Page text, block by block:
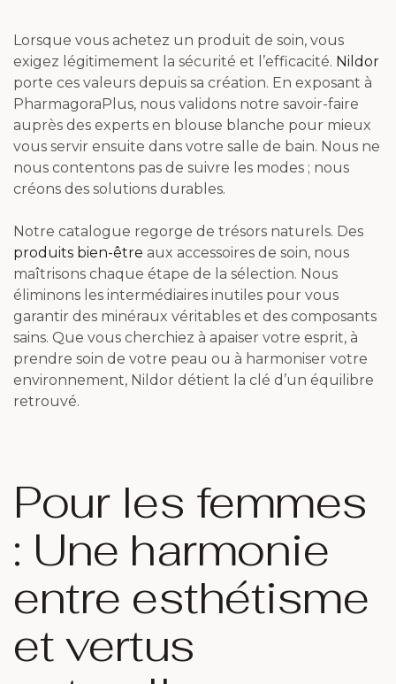
Lorsque vous achetez un produit de soin, vous
exigez légitimement la sécurité et l’efficacité. Nildor
porte ces valeurs depuis sa création. En exposant à
PharmagoraPlus, nous validons notre savoir-faire
auprès des experts en blouse blanche pour mieux
vous servir ensuite dans votre salle de bain. Nous ne
nous contentons pas de suivre les modes ; nous
créons des solutions durables.
Notre catalogue regorge de trésors naturels. Des
produits bien-être aux accessoires de soin, nous
maîtrisons chaque étape de la sélection. Nous
éliminons les intermédiaires inutiles pour vous
garantir des minéraux véritables et des composants
sains. Que vous cherchiez à apaiser votre esprit, à
prendre soin de votre peau ou à harmoniser votre
environnement, Nildor détient la clé d’un équilibre
retrouvé.
Pour les femmes
: Une harmonie
entre esthétisme
et vertus